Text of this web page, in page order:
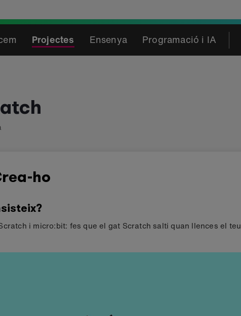
Projectes Ensenya Programació i IA
ho
i micro:bit: fes que el gat Scratch salti quan llences el teu